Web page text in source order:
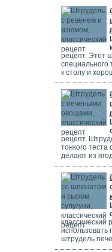
Ну вот теперь
рецепт
рецепт. Этот
специального
к столу и
начинки мы
придают
аромат,
вкусным.
клубнику,
используете
муки.
рецепт.
тонкого
делают из
можно
грибами,
рецепте
овощей:
помидоров. В
в начинку
картофель,
не хочется
готовое
классический
использовать
штрудель
делали из